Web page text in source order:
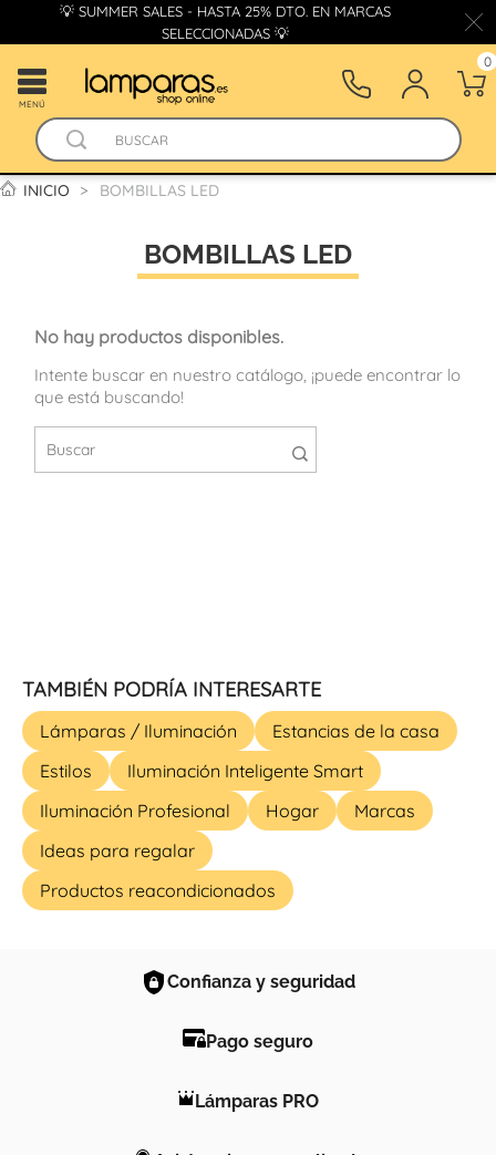
💡 SUMMER SALES - HASTA 25% DTO. EN MARCAS
SELECCIONADAS 💡
MENÚ
0
INICIO BOMBILLAS LED
BOMBILLAS LED
No hay productos disponibles.
Intente buscar en nuestro catálogo, ¡puede encontrar lo
que está buscando!
TAMBIÉN PODRÍA INTERESARTE
Lámparas / Iluminación
Estancias de la casa
Estilos
Iluminación Inteligente Smart
Iluminación Profesional
Hogar
Marcas
Ideas para regalar
Productos reacondicionados
Confianza y seguridad
Pago seguro
Lámparas PRO